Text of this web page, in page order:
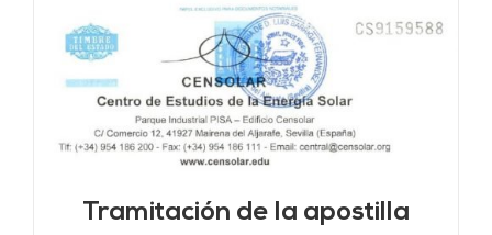
Tramitación de la apostilla